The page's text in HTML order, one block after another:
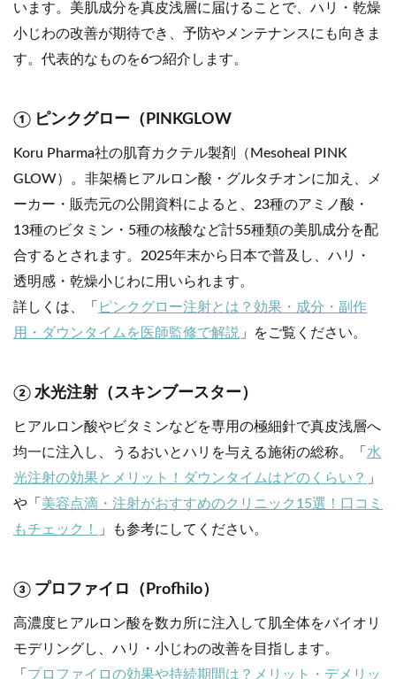
います。美肌成分を真皮浅層に届けることで、ハリ・乾燥
小じわの改善が期待でき、予防やメンテナンスにも向きま
す。代表的なものを6つ紹介します。
① ピンクグロー（PINKGLOW
Koru Pharma社の肌育カクテル製剤（Mesoheal PINK
GLOW）。非架橋ヒアルロン酸・グルタチオンに加え、メ
ーカー・販売元の公開資料によると、23種のアミノ酸・
13種のビタミン・5種の核酸など計55種類の美肌成分を配
合するとされます。2025年末から日本で普及し、ハリ・
透明感・乾燥小じわに用いられます。
詳しくは、「
ピンクグロー注射とは？効果・成分・副作
用・ダウンタイムを医師監修で解説 」をご覧ください。
② 水光注射（スキンブースター）
ヒアルロン酸やビタミンなどを専用の極細針で真皮浅層へ
均一に注入し、うるおいとハリを与える施術の総称。「 水
光注射の効果とメリット！ダウンタイムはどのくらい？ 」
や「 美容点滴・注射がおすすめのクリニック15選！口コミ
もチェック！
」も参考にしてください。
③ プロファイロ（Profhilo）
高濃度ヒアルロン酸を数カ所に注入して肌全体をバイオリ
モデリングし、ハリ・小じわの改善を目指します。
「 プロファイロの効果や持続期間は？メリット・デメリッ